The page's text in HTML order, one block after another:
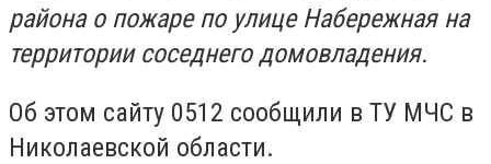
района о пожаре по улице Набережная на
территории соседнего домовладения.
Об этом сайту 0512 сообщили в ТУ МЧС в
Николаевской области.